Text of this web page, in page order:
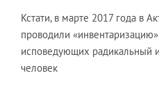
Кстати, в марте 2017 года в
проводили
исповедующих радикальный
человек